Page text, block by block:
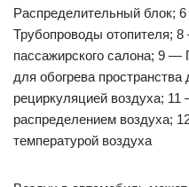
Распределительный блок;
Трубопроводы отопителя;
пассажирского салона; 9
для обогрева
рециркуляцией воздуха;
распределением воздуха;
температурой воздуха